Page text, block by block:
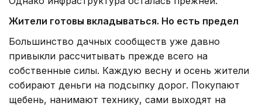
Жители готовы вкладываться. Но есть предел
Большинство дачных сообществ уже давно
привыкли рассчитывать прежде всего на
собственные силы. Каждую весну и осень жители
собирают деньги на подсыпку дорог. Покупают
щебень, нанимают технику, сами выходят на